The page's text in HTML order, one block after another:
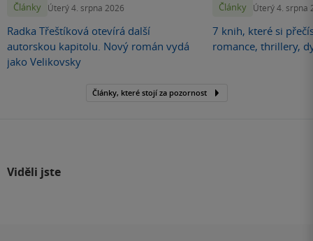
Články Úterý 4. srpna 2026
Radka Třeštíková otevírá další
autorskou kapitolu. Nový román vydá
jako Velikovsky
Články Úterý 4. srpna
7 knih, které si
romance, thrillery,
Články, které stojí za pozornost
Viděli jste